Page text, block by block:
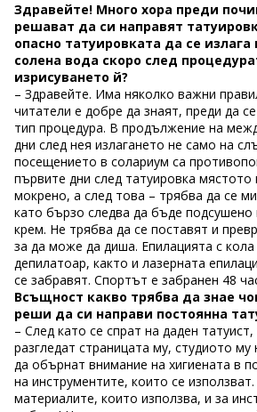
Здравейте! Много хора преди
решават да си направят
опасно татуировката да се излага
солена вода скоро след
изрисуването й?
– Здравейте. Има няколко важни
читатели е добре да знаят, преди да
тип процедура. В продължение на
дни след нея излагането не само на
посещението в солариум са
първите дни след татуировка
мокрено, а след това – трябва да се
като бързо следва да бъде подсушено
крем. Не трябва да се поставят и
за да може да диша. Епилацията с кола
депилатоар, както и лазерната
се забравят. Спортът е забранен 48
Всъщност какво трябва да знае
реши да си направи постоянна
– След като се спрат на даден
разгледат страницата му, студиото
да обърнат внимание на хигиената в
на инструментите, които се
материалите, които използва, и за